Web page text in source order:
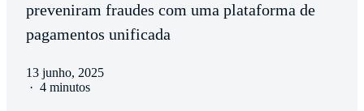
preveniram fraudes com uma plataforma de
pagamentos unificada
13 junho, 2025
· 4 minutos